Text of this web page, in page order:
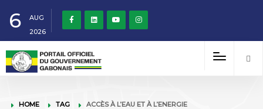
6
AUG
2026
HOME TAG ACCÈS À L’EAU ET À L’ENERGIE